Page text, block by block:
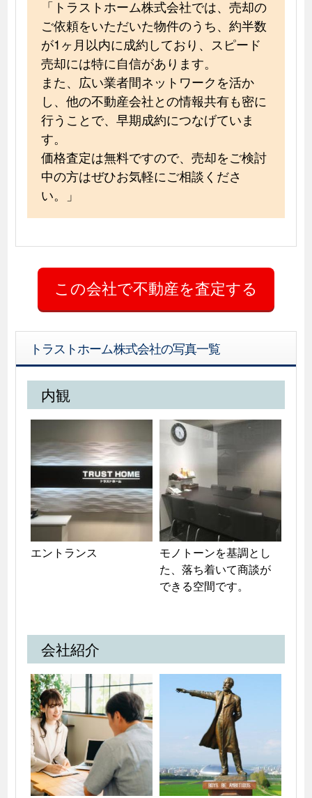
「トラストホーム株式会社では、売却の
ご依頼をいただいた物件のうち、約半数
が1ヶ月以内に成約しており、スピード
売却には特に自信があります。
また、広い業者間ネットワークを活か
し、他の不動産会社との情報共有も密に
行うことで、早期成約につなげていま
す。
価格査定は無料ですので、売却をご検討
中の方はぜひお気軽にご相談くださ
い。」
トラストホーム株式会社の写真一覧
内観
エントランス
モノトーンを基調とし
た、落ち着いて商談が
できる空間です。
会社紹介